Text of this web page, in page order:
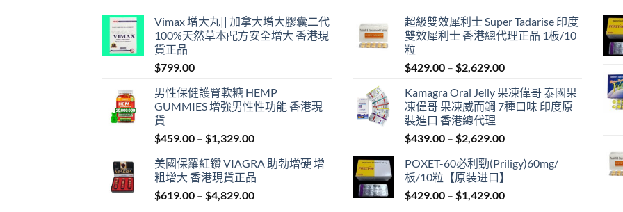
Vimax 增大丸|| 加拿大增大膠囊二代
100%天然草本配方安全增大 香港現
貨正品
$799.00
男性保健護腎軟糖 HEMP
GUMMIES 增強男性性功能 香港現
貨
$459.00 – $1,329.00Price
$459.00
through
$1,329.00
美國保羅紅鑽 VIAGRA 助勃增硬 增
粗增大 香港現貨正品
$619.00 – $4,829.00Price
超級雙效犀利士 Super Tadarise 印度
雙效犀利士 香港總代理正品 1板/10
粒
$429.00 – $2,629.00Price
$429.00
through
Kamagra Oral Jelly 果凍偉哥 泰國果
凍偉哥 果凍威而鋼 7種口味 印度原
裝進口 香港總代理
$439.00 – $2,629.00Price
$439.00
$2,629.00
POXET-60必利勁(Priligy)60mg/
板/10粒【原装进口】
$429.00 – $1,429.00Price